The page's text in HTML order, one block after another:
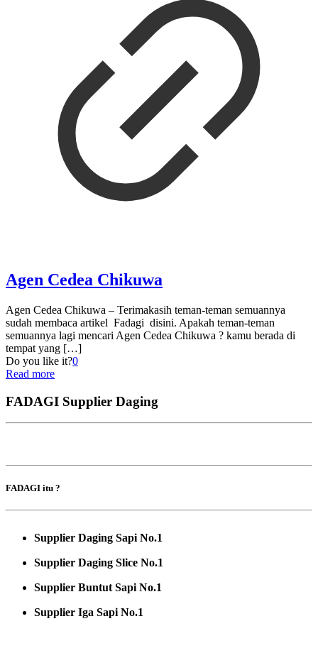
Agen Cedea Chikuwa
Agen Cedea Chikuwa – Terimakasih teman-teman semuannya
sudah membaca artikel Fadagi disini. Apakah teman-teman
semuannya lagi mencari Agen Cedea Chikuwa ? kamu berada di
tempat yang […]
Do you like it?0
Read more
FADAGI Supplier Daging
FADAGI itu ?
Supplier Daging Sapi No.1
Supplier Daging Slice No.1
Supplier Buntut Sapi No.1
Supplier Iga Sapi No.1